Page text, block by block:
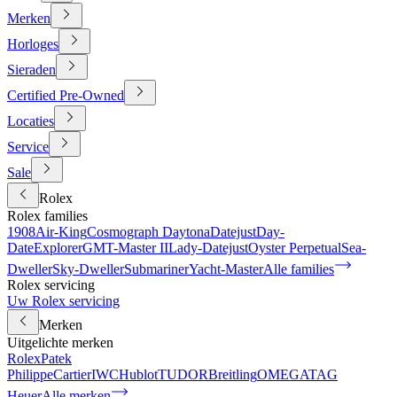
Merken
Horloges
Sieraden
Certified Pre-Owned
Locaties
Service
Sale
Rolex
Rolex families
1908Air-KingCosmograph DaytonaDatejustDay-
DateExplorerGMT-Master IILady-DatejustOyster PerpetualSea-
DwellerSky-DwellerSubmarinerYacht-MasterAlle families
Rolex servicing
Uw Rolex servicing
Merken
Uitgelichte merken
RolexPatek
PhilippeCartierIWCHublotTUDORBreitlingOMEGATAG